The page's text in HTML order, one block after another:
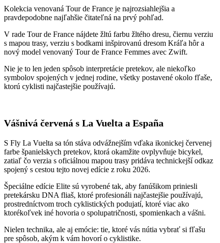
Kolekcia venovaná Tour de France je najrozsiahlejšia a
pravdepodobne najľahšie čitateľná na prvý pohľad.
V rade Tour de France nájdete žltú farbu žltého dresu, čiernu verziu
s mapou trasy, verziu s bodkami inšpirovanú dresom Kráľa hôr a
nový model venovaný Tour de France Femmes avec Zwift.
Nie je to len jeden spôsob interpretácie pretekov, ale niekoľko
symbolov spojených v jednej rodine, všetky postavené okolo fľaše,
ktorú cyklisti najčastejšie používajú.
Vášnivá červená s La Vuelta a España
S Fly La Vuelta sa tón stáva odvážnejším vďaka ikonickej červenej
farbe španielskych pretekov, ktorá okamžite ovplyvňuje bicykel,
zatiaľ čo verzia s oficiálnou mapou trasy pridáva technickejší odkaz
spojený s cestou tejto novej edície z roku 2026.
Špeciálne edície Elite sú vyrobené tak, aby fanúšikom priniesli
pretekársku DNA fliaš, ktoré profesionáli najčastejšie používajú,
prostredníctvom troch cyklistických podujatí, ktoré viac ako
ktorékoľvek iné hovoria o spolupatričnosti, spomienkach a vášni.
Nielen technika, ale aj emócie: tie, ktoré vás nútia vybrať si fľašu
pre spôsob, akým k vám hovorí o cyklistike.